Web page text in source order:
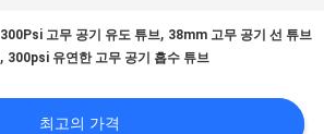
300Psi 고무 공기 유도 튜브, 38mm 고무 공기 선 튜브
, 300psi 유연한 고무 공기 흡수 튜브
최고의 가격